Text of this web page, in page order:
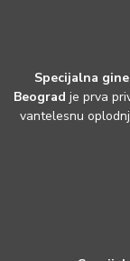
Specijalna
Beograd je prva
vantelesnu